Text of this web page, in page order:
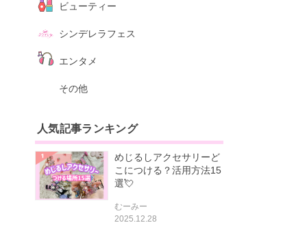
ビューティー
シンデレラフェス
エンタメ
その他
人気記事ランキング
めじるしアクセサリーど
こにつける？活用方法15
選💘
むーみー
2025.12.28